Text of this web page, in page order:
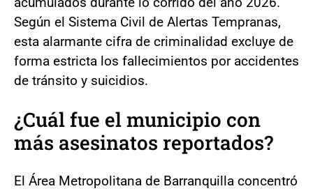
Según el Sistema Civil de Alertas Tempranas,
esta alarmante cifra de criminalidad excluye de
forma estricta los fallecimientos por accidentes
de tránsito y suicidios.
¿Cuál fue el municipio con
más asesinatos reportados?
El Área Metropolitana de Barranquilla concentró